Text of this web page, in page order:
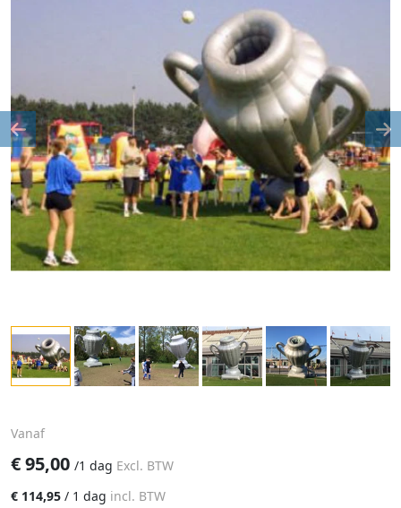
Vanaf
€95,00 /1 dag Excl. BTW
€ 114,95 / 1 dag incl. BTW
Previous